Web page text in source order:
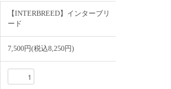
【INTERBREED】インターブリ
ード
7,500円(税込8,250円)